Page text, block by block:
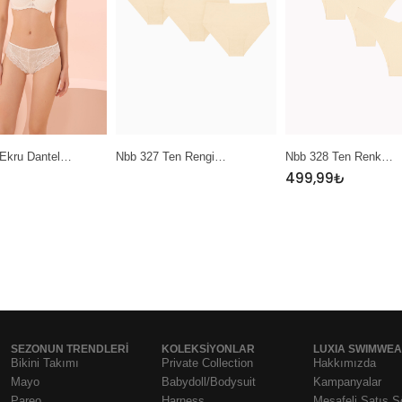
Nbb 327 Ten Rengi… Nbb 328 Ten Renk… Nbb
SEZONUN TRENDLERI
Bikini Takımı
Mayo
KOLEKSIYONLAR
Private Collection
Babydoll/Bodysuit
LUXIA
Hakkımızda
Kampanyalar